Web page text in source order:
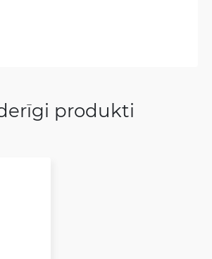
produkti